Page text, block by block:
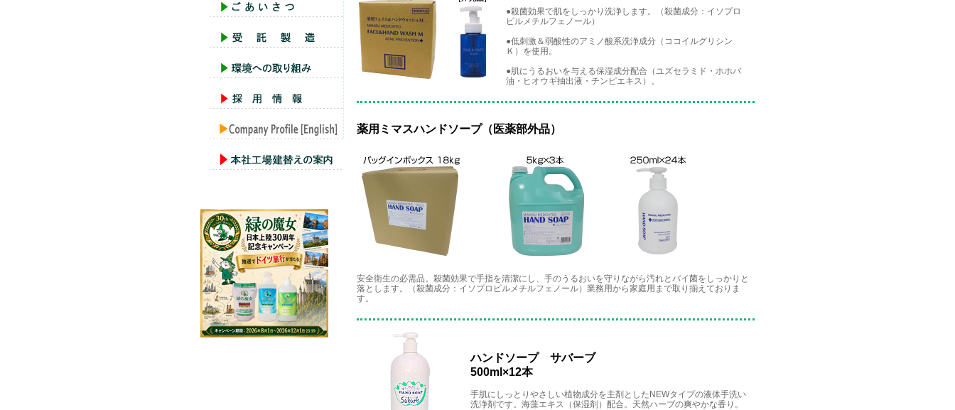
●殺菌効果で肌をしっかり洗浄します。（殺菌成分：イソプロ
ピルメチルフェノール）
●低刺激＆弱酸性のアミノ酸系洗浄成分（ココイルグリシン
Ｋ）を使用。
●肌にうるおいを与える保湿成分配合（ユズセラミド・ホホバ
油・ヒオウギ抽出液・チンピエキス）。
薬用ミマスハンドソープ（医薬部外品）
安全衛生の必需品。殺菌効果で手指を清潔にし、手のうるおいを守りながら汚れとバイ菌をしっかりと
落とします。（殺菌成分：イソプロピルメチルフェノール）業務用から家庭用まで取り揃えておりま
す。
ハンドソープ サバーブ
500ml×12本
手肌にしっとりやさしい植物成分を主剤としたNEWタイプの液体手洗い
洗浄剤です。海藻エキス（保湿剤）配合。天然ハーブの爽やかな香り。